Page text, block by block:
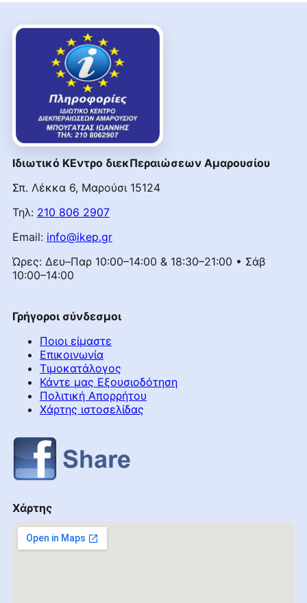
Ιδιωτικό ΚΕντρο διεκΠεραιώσεων Αμαρουσίου
Σπ. Λέκκα 6, Μαρούσι 15124
Τηλ: 210 806 2907
Email: info@ikep.gr
Ώρες: Δευ–Παρ 10:00–14:00 & 18:30–21:00 • Σάβ
10:00–14:00
Γρήγοροι σύνδεσμοι
Ποιοι είμαστε
Επικοινωνία
Τιμοκατάλογος
Κάντε μας Εξουσιοδότηση
Πολιτική Απορρήτου
Χάρτης ιστοσελίδας
Χάρτης